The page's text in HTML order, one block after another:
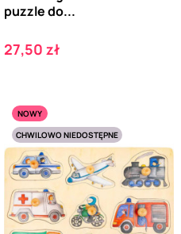
puzzle do...
Cena
27,50 zł
NOWY
CHWILOWO NIEDOSTĘPNE